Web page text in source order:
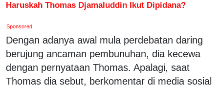
Haruskah Thomas Djamaluddin Ikut Dipidana?
Sponsored
Dengan adanya awal mula perdebatan daring
berujung ancaman pembunuhan, dia kecewa
dengan pernyataan Thomas. Apalagi, saat
Thomas dia sebut, berkomentar di media sosial